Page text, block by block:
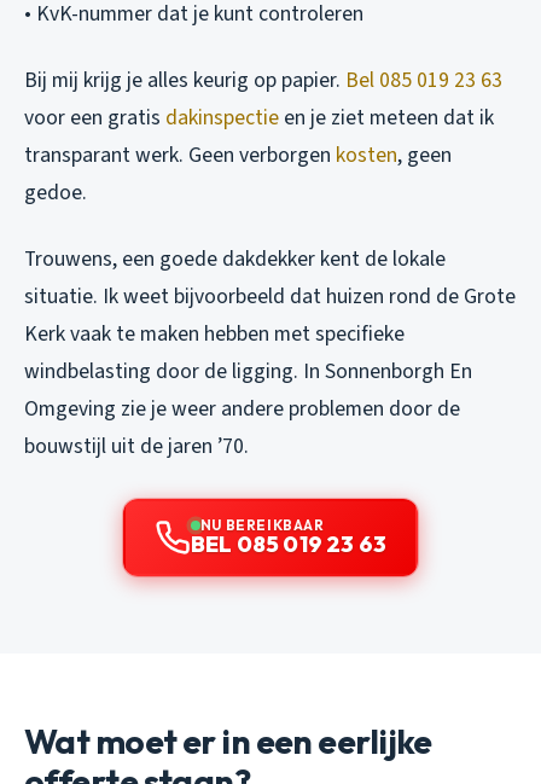
• KvK-nummer dat je kunt controleren
Bij mij krijg je alles keurig op papier. Bel 085 019 23 63
voor een gratis dakinspectie en je ziet meteen dat ik
transparant werk. Geen verborgen kosten, geen
gedoe.
Trouwens, een goede dakdekker kent de lokale
situatie. Ik weet bijvoorbeeld dat huizen rond de Grote
Kerk vaak te maken hebben met specifieke
windbelasting door de ligging. In Sonnenborgh En
Omgeving zie je weer andere problemen door de
bouwstijl uit de jaren ’70.
NU BEREIKBAAR
BEL 085 019 23 63
Wat moet er in een eerlijke